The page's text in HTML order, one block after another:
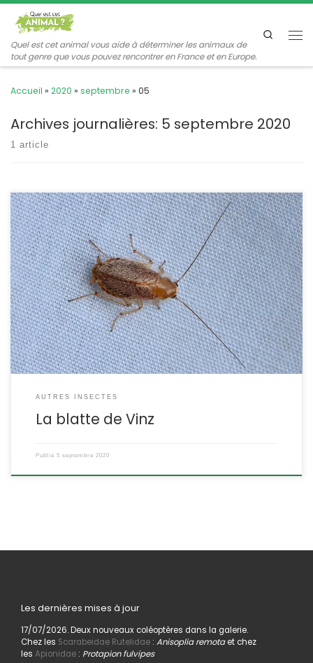
Passer au contenu
Quel est cet animal vous aide à déterminer les animaux de
tout genre que vous pouvez rencontrer en France et en Europe.
Search
Accueil » 2020 » septembre » 05
Archives journalières: 5 septembre 2020
1 article
Cette espèce fait partie des blattes champêtres qui vivent en
extérieur sans envahir les habitations. Présente probablement
depuis très longtemps, elle n’a été identifiée qu’en 2012,
confondue auparavant avec une espèce proche, Ectobius
pallidus. Planuncus (ex-Ectobius) vinzi Maurel, 2012 POSITION
SYSTÉMATIQUE : Insecte, super-ordre des Dictyoptères Famille des
Blattellidae ETYMOLOGIE : Le nom de […]
AUTRES INSECTES
La blatte de Vinz
Publié 5 septembre 2020
Les dernières mises à jour
17/07/2026. Deux nouveaux coléoptères dans la galerie.
Chez les Scarabeidae Rutelidae: Anisoplia remotaet chez
les Apionidae: Protapion fulvipes